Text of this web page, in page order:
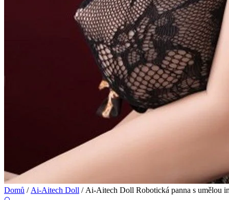
Domů / Ai-Aitech Doll / Ai-Aitech Doll Robotická panna s umělou